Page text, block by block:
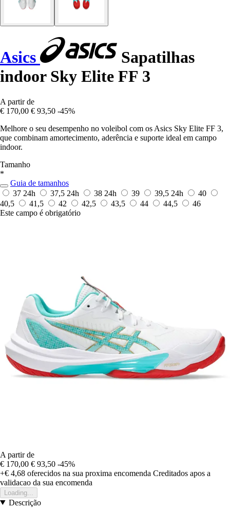
Asics
Sapatilhas
indoor Sky Elite FF 3
A partir de
€ 170,00 € 93,50 -45%
Melhore o seu desempenho no voleibol com os Asics Sky Elite FF 3,
que combinam amortecimento, aderência e suporte ideal em campo
indoor.
Tamanho
*
Guia de tamanhos
37 24h 37,5 24h 38 24h 39 39,5 24h
40
40,5
41,5 42 42,5 43,5 44 44,5
46
Este campo é obrigatório
A partir de
€ 170,00 € 93,50 -45%
+€ 4,68 oferecidos na sua proxima encomenda Creditados apos a
validacao da sua encomenda
Loading...
Descrição